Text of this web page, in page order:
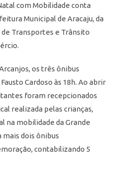
com Mobilidade conta
Municipal de Aracaju, da
Transportes e Trânsito
os três ônibus
Cardoso às 18h. Ao abrir
foram recepcionados
realizada pelas crianças,
na mobilidade da Grande
mais dois ônibus
contabilizando 5